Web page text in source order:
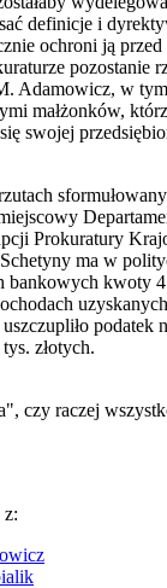
definicje i
ochroni ją
pozostanie
Adamowicz, w
małżonków,
swojej
Prokuratury
ma w
bankowych kwoty
podatek
złotych.
czy raczej
z: